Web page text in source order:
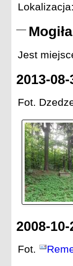
Jest
2013-08-
Fot.
2008-10-
Fot.